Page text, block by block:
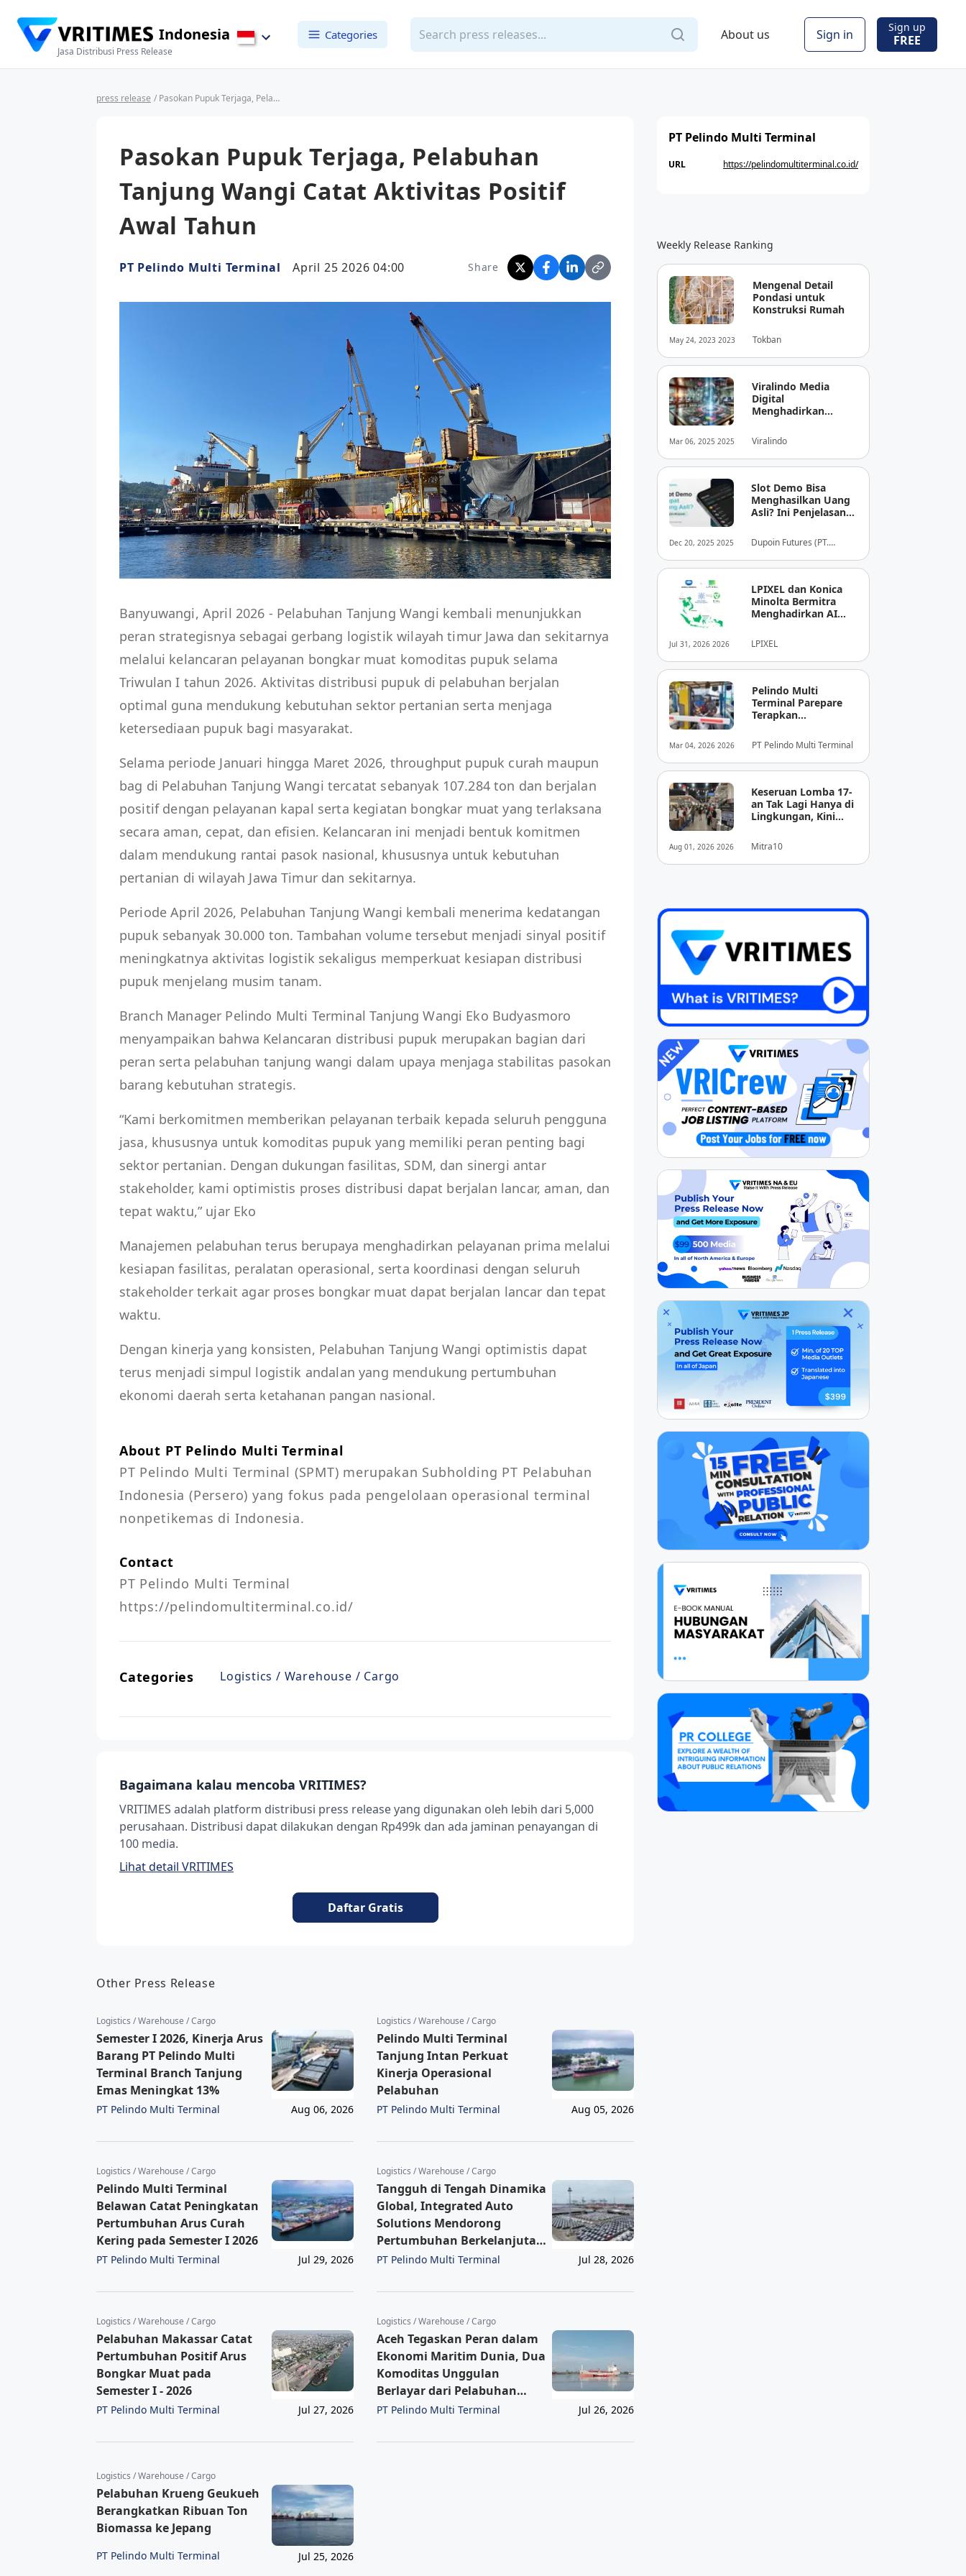
Indonesia
Jasa Distribusi Press Release
Categories About us Sign in Sign up
FREE
press release / Pasokan Pupuk Terjaga, Pelabuhan Tanjung Wangi Catat Aktivitas Positif Awal Tahun
Pasokan Pupuk Terjaga, Pelabuhan
Tanjung Wangi Catat Aktivitas Positif
Awal Tahun
PT Pelindo Multi Terminal April 25 2026 04:00 Share
Banyuwangi, April 2026 - Pelabuhan Tanjung Wangi kembali menunjukkan
peran strategisnya sebagai gerbang logistik wilayah timur Jawa dan sekitarnya
melalui kelancaran pelayanan bongkar muat komoditas pupuk selama
Triwulan I tahun 2026. Aktivitas distribusi pupuk di pelabuhan berjalan
optimal guna mendukung kebutuhan sektor pertanian serta menjaga
ketersediaan pupuk bagi masyarakat.
Selama periode Januari hingga Maret 2026, throughput pupuk curah maupun
bag di Pelabuhan Tanjung Wangi tercatat sebanyak 107.284 ton dan berjalan
positif dengan pelayanan kapal serta kegiatan bongkar muat yang terlaksana
secara aman, cepat, dan efisien. Kelancaran ini menjadi bentuk komitmen
dalam mendukung rantai pasok nasional, khususnya untuk kebutuhan
pertanian di wilayah Jawa Timur dan sekitarnya.
Periode April 2026, Pelabuhan Tanjung Wangi kembali menerima kedatangan
pupuk sebanyak 30.000 ton. Tambahan volume tersebut menjadi sinyal positif
meningkatnya aktivitas logistik sekaligus memperkuat kesiapan distribusi
pupuk menjelang musim tanam.
Branch Manager Pelindo Multi Terminal Tanjung Wangi Eko Budyasmoro
menyampaikan bahwa Kelancaran distribusi pupuk merupakan bagian dari
peran serta pelabuhan tanjung wangi dalam upaya menjaga stabilitas pasokan
barang kebutuhan strategis.
“Kami berkomitmen memberikan pelayanan terbaik kepada seluruh pengguna
jasa, khususnya untuk komoditas pupuk yang memiliki peran penting bagi
sektor pertanian. Dengan dukungan fasilitas, SDM, dan sinergi antar
stakeholder, kami optimistis proses distribusi dapat berjalan lancar, aman, dan
tepat waktu,” ujar Eko
Manajemen pelabuhan terus berupaya menghadirkan pelayanan prima melalui
kesiapan fasilitas, peralatan operasional, serta koordinasi dengan seluruh
stakeholder terkait agar proses bongkar muat dapat berjalan lancar dan tepat
waktu.
Dengan kinerja yang konsisten, Pelabuhan Tanjung Wangi optimistis dapat
terus menjadi simpul logistik andalan yang mendukung pertumbuhan
ekonomi daerah serta ketahanan pangan nasional.
About PT Pelindo Multi Terminal
PT Pelindo Multi Terminal (SPMT) merupakan Subholding PT Pelabuhan
Indonesia (Persero) yang fokus pada pengelolaan operasional terminal
nonpetikemas di Indonesia.
Contact
PT Pelindo Multi Terminal
https://pelindomultiterminal.co.id/
Categories Logistics / Warehouse / Cargo
Bagaimana kalau mencoba VRITIMES?
VRITIMES adalah platform distribusi press release yang digunakan oleh lebih dari 5,000
perusahaan. Distribusi dapat dilakukan dengan Rp499k dan ada jaminan penayangan di
100 media.
Lihat detail VRITIMES
Daftar Gratis
Other Press Release
Logistics / Warehouse / Cargo
Semester I 2026, Kinerja Arus
Barang PT Pelindo Multi
Terminal Branch Tanjung
Emas Meningkat 13%
PT Pelindo Multi Terminal Aug 06, 2026
Logistics / Warehouse / Cargo
Pelindo Multi Terminal
Tanjung Intan Perkuat
Kinerja Operasional
Pelabuhan
PT Pelindo Multi Terminal Aug 05, 2026
Logistics / Warehouse / Cargo
Pelindo Multi Terminal
Belawan Catat Peningkatan
Pertumbuhan Arus Curah
Kering pada Semester I 2026
PT Pelindo Multi Terminal Jul 29, 2026
Logistics / Warehouse / Cargo
Tangguh di Tengah Dinamika
Global, Integrated Auto
Solutions Mendorong
Pertumbuhan Berkelanjutan
pada Kinerja Keuangan IPCC
PT Pelindo Multi Terminal Jul 28, 2026
Logistics / Warehouse / Cargo
Pelabuhan Makassar Catat
Pertumbuhan Positif Arus
Bongkar Muat pada
Semester I - 2026
PT Pelindo Multi Terminal Jul 27, 2026
Logistics / Warehouse / Cargo
Aceh Tegaskan Peran dalam
Ekonomi Maritim Dunia, Dua
Komoditas Unggulan
Berlayar dari Pelabuhan
Krueng Geukueh
PT Pelindo Multi Terminal Jul 26, 2026
Logistics / Warehouse / Cargo
Pelabuhan Krueng Geukueh
Berangkatkan Ribuan Ton
Biomassa ke Jepang
PT Pelindo Multi Terminal Jul 25, 2026
PT Pelindo Multi Terminal
URL https://pelindomultiterminal.co.id/
Weekly Release Ranking
May 24, 2023 2023
Mengenal Detail
Pondasi untuk
Konstruksi Rumah
Tokban
Mar 06, 2025 2025
Viralindo Media
Digital
Menghadirkan
Dunia Media Digital
Indonesia
Viralindo
Dec 20, 2025 2025
Slot Demo Bisa
Menghasilkan Uang
Asli? Ini Penjelasan
Dupoin Futures (PT.
Jul 31, 2026 2026
LPIXEL dan Konica
Minolta Bermitra
Menghadirkan AI
Diagnosis Berbasis
Pencitraan Medis
“EIRL” di ASEAN
LPIXEL
Mar 04, 2026 2026
Pelindo Multi
Terminal Parepare
Terapkan
Nontunai di Pintu
Masuk Pelabuhan
Nusantara
PT Pelindo Multi Terminal
Aug 01, 2026 2026
Keseruan Lomba 17-
an Tak Lagi Hanya di
Lingkungan, Kini
Berbelanja
Mitra10